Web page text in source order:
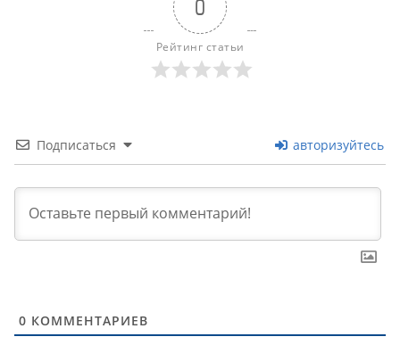
0
Рейтинг статьи
Подписаться авторизуйтесь
0 КОММЕНТАРИЕВ